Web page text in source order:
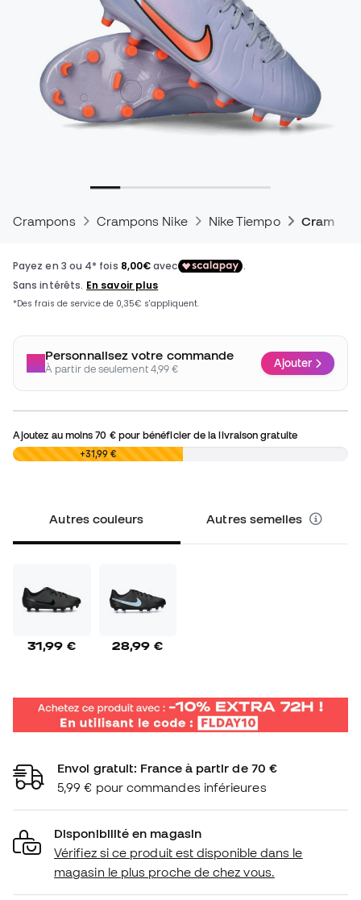
Crampons Crampons Nike Nike Tiempo
Personnalisez votre commande
À partir de seulement 4,99 € Ajouter
Ajoutez au moins70 €pour bénéficier de la livraison gratuite
0,00 € +31,99 €
Autres couleurs Autres semelles
31,99 € 28,99 €
Envoi gratuit: France à partir de 70 €
5,99 € pour commandes inférieures
Disponibilité en magasin
Vérifiez si ce produit est disponible dans le
magasin le plus proche de chez vous.